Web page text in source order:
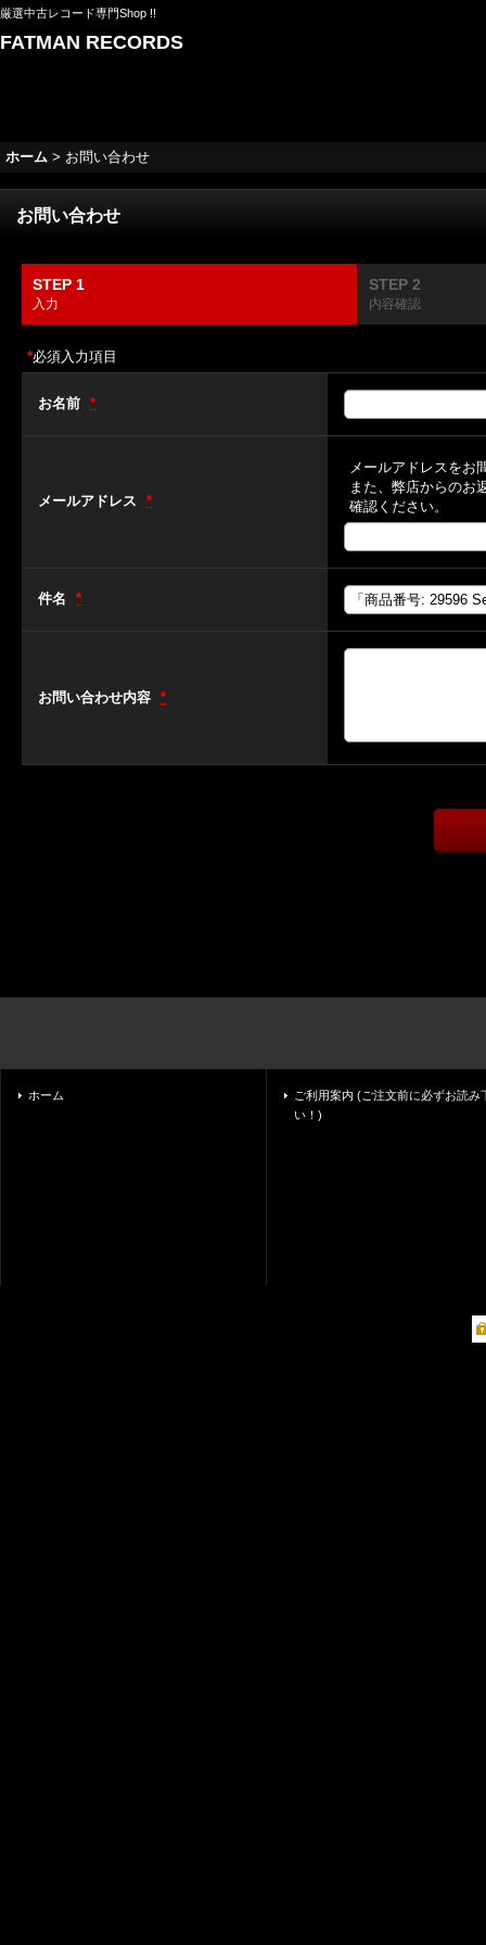
厳選中古レコード専門Shop !!
FATMAN RECORDS
ホーム > お問い合わせ
お問い合わせ
STEP 1
入力
STEP 2
内容確認
*必須入力項目
お名前 *
メールアドレス *
メールアドレスをお
また、弊店からのお
確認ください。
件名 *
お問い合わせ内容 *
ホーム
ご利用案内 (ご注文前に必ずお読み
い！)